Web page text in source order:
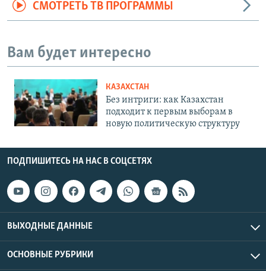
СМОТРЕТЬ ТВ ПРОГРАММЫ
Вам будет интересно
КАЗАХСТАН
Без интриги: как Казахстан
подходит к первым выборам в
новую политическую структуру
ПОДПИШИТЕСЬ НА НАС В СОЦСЕТЯХ
ВЫХОДНЫЕ ДАННЫЕ
ОСНОВНЫЕ РУБРИКИ